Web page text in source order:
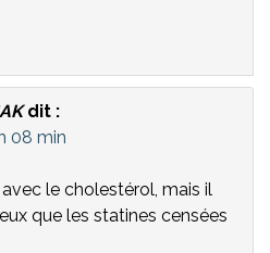
dit :
08 min
le cholestérol, mais il
que les statines censées